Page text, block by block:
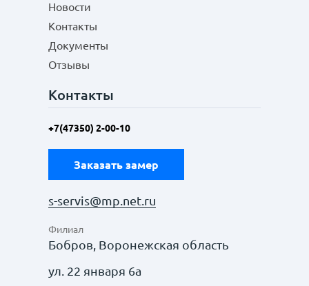
Новости
Контакты
Документы
Отзывы
Контакты
+7(47350) 2-00-10
Заказать замер
s-servis@mp.net.ru
Филиал
Бобров, Воронежская область
ул. 22 января 6а